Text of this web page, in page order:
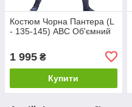
Костюм Чорна Пантера (L
- 135-145) ABC Об'ємний
1 995 ₴
Купити